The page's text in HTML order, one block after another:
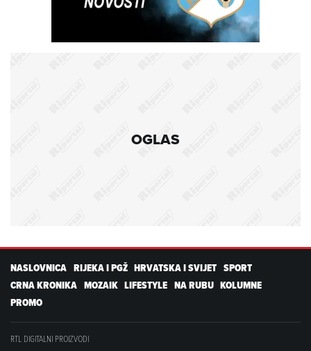
OGLAS
NASLOVNICA RIJEKA I PGŽ HRVATSKA I SVIJET SPORT
CRNA KRONIKA MOZAIK LIFESTYLE NA RUBU KOLUMNE
PROMO
RTL DIGITALNI PROIZVODI